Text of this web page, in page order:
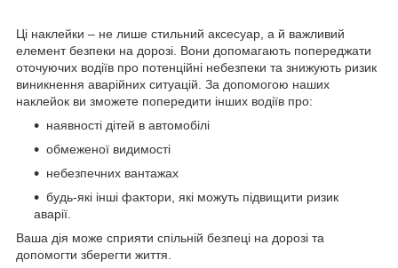
Ці наклейки – не лише стильний аксесуар, а й важливий
елемент безпеки на дорозі. Вони допомагають попереджати
оточуючих водіїв про потенційні небезпеки та знижують ризик
виникнення аварійних ситуацій. За допомогою наших
наклейок ви зможете попередити інших водіїв про:
наявності дітей в автомобілі
обмеженої видимості
небезпечних вантажах
будь-які інші фактори, які можуть підвищити ризик
аварії.
Ваша дія може сприяти спільній безпеці на дорозі та
допомогти зберегти життя.